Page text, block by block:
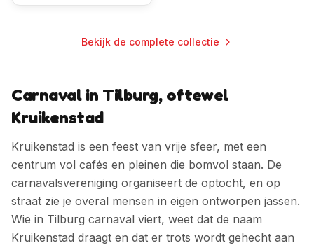
Bekijk de complete collectie
Carnaval in Tilburg, oftewel
Kruikenstad
Kruikenstad is een feest van vrije sfeer, met een
centrum vol cafés en pleinen die bomvol staan. De
carnavalsvereniging organiseert de optocht, en op
straat zie je overal mensen in eigen ontworpen jassen.
Wie in Tilburg carnaval viert, weet dat de naam
Kruikenstad draagt en dat er trots wordt gehecht aan